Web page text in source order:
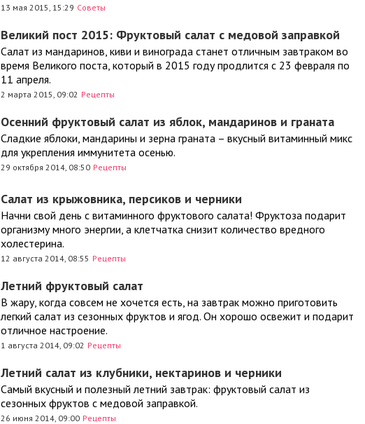
13 мая 2015, 15:29 Советы
Великий пост 2015: Фруктовый салат с медовой заправкой
Салат из мандаринов, киви и винограда станет отличным завтраком во
время Великого поста, который в 2015 году продлится с 23 февраля по
11 апреля.
2 марта 2015, 09:02 Рецепты
Осенний фруктовый салат из яблок, мандаринов и граната
Сладкие яблоки, мандарины и зерна граната – вкусный витаминный микс
для укрепления иммунитета осенью.
29 октября 2014, 08:50 Рецепты
Салат из крыжовника, персиков и черники
Начни свой день с витаминного фруктового салата! Фруктоза подарит
организму много энергии, а клетчатка снизит количество вредного
холестерина.
12 августа 2014, 08:55 Рецепты
Летний фруктовый салат
В жару, когда совсем не хочется есть, на завтрак можно приготовить
легкий салат из сезонных фруктов и ягод. Он хорошо освежит и подарит
отличное настроение.
1 августа 2014, 09:02 Рецепты
Летний салат из клубники, нектаринов и черники
Самый вкусный и полезный летний завтрак: фруктовый салат из
сезонных фруктов с медовой заправкой.
26 июня 2014, 09:00 Рецепты